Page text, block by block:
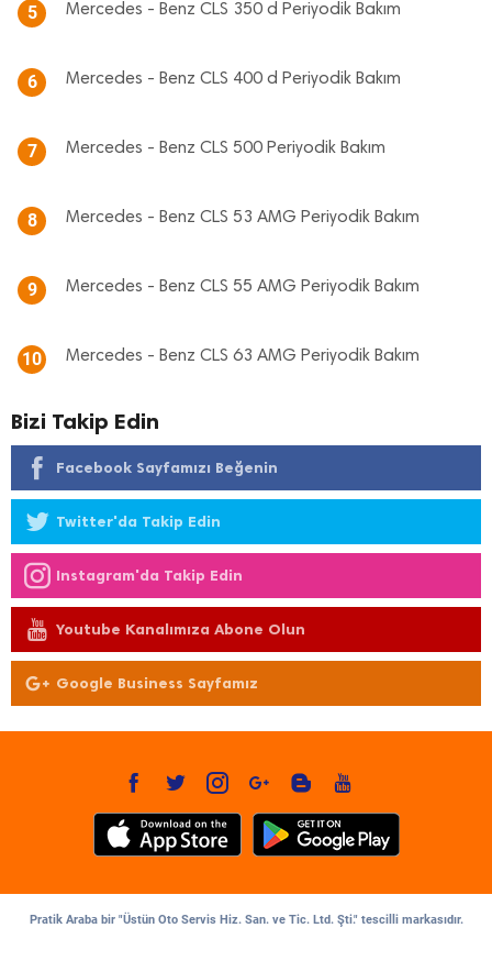
5 Mercedes - Benz CLS 350 d Periyodik Bakım
6 Mercedes - Benz CLS 400 d Periyodik Bakım
7 Mercedes - Benz CLS 500 Periyodik Bakım
8 Mercedes - Benz CLS 53 AMG Periyodik Bakım
9 Mercedes - Benz CLS 55 AMG Periyodik Bakım
10 Mercedes - Benz CLS 63 AMG Periyodik Bakım
Bizi Takip Edin
Facebook Sayfamızı Beğenin
Twitter'da Takip Edin
Instagram'da Takip Edin
Youtube Kanalımıza Abone Olun
Google Business Sayfamız
Pratik Araba bir "Üstün Oto Servis Hiz. San. ve Tic. Ltd. Şti." tescilli markasıdır.